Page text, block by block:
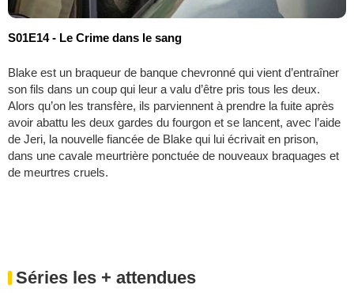
S01E14 - Le Crime dans le sang
Blake est un braqueur de banque chevronné qui vient d’entraîner
son fils dans un coup qui leur a valu d’être pris tous les deux.
Alors qu’on les transfère, ils parviennent à prendre la fuite après
avoir abattu les deux gardes du fourgon et se lancent, avec l’aide
de Jeri, la nouvelle fiancée de Blake qui lui écrivait en prison,
dans une cavale meurtrière ponctuée de nouveaux braquages et
de meurtres cruels.
Séries les + attendues